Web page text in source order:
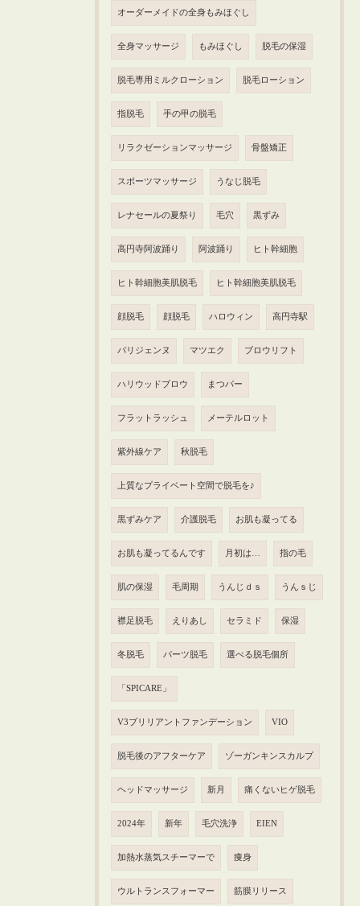
オーダーメイドの全身もみほぐし
全身マッサージ もみほぐし 脱毛の保湿
脱毛専用ミルクローション 脱毛ローション
指脱毛 手の甲の脱毛
リラクゼーションマッサージ 骨盤矯正
スポーツマッサージ うなじ脱毛
レナセールの夏祭り 毛穴 黒ずみ
高円寺阿波踊り 阿波踊り ヒト幹細胞
ヒト幹細胞美肌脱毛 ヒト幹細胞美肌脱毛
顔脱毛 顔脱毛 ハロウィン 高円寺駅
パリジェンヌ マツエク ブロウリフト
ハリウッドブロウ まつパー
フラットラッシュ メーテルロット
紫外線ケア 秋脱毛
上質なプライベート空間で脱毛を♪
黒ずみケア 介護脱毛 お肌も凝ってる
お肌も凝ってるんです 月初は… 指の毛
肌の保湿 毛周期 うんじｄｓ うんｓじ
襟足脱毛 えりあし セラミド 保湿
冬脱毛 パーツ脱毛 選べる脱毛個所
「SPICARE」
V3ブリリアントファンデーション VIO
脱毛後のアフターケア ゾーガンキンスカルプ
ヘッドマッサージ 新月 痛くないヒゲ脱毛
2024年 新年 毛穴洗浄 EIEN
加熱水蒸気スチーマーで 痩身
ウルトランスフォーマー 筋膜リリース